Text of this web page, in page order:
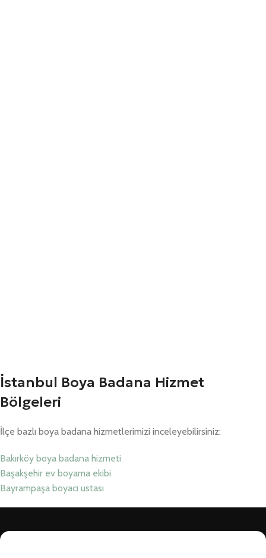
İstanbul Boya Badana Hizmet
Bölgeleri
İlçe bazlı boya badana hizmetlerimizi inceleyebilirsiniz:
Bakırköy boya badana hizmeti
Başakşehir ev boyama ekibi
Bayrampaşa boyacı ustası